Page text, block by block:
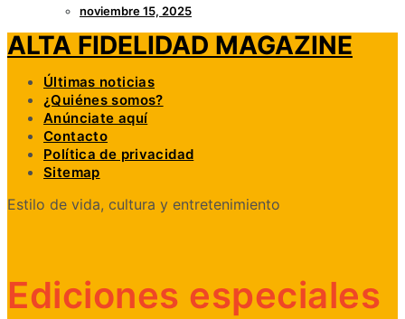
noviembre 15, 2025
ALTA FIDELIDAD MAGAZINE
Últimas noticias
¿Quiénes somos?
Anúnciate aquí
Contacto
Política de privacidad
Sitemap
Estilo de vida, cultura y entretenimiento
Ediciones especiales